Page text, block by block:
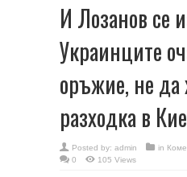
И Лозанов се
Украинците
оръжие, не
разходка в
Posted by: admin in
0
105 Views